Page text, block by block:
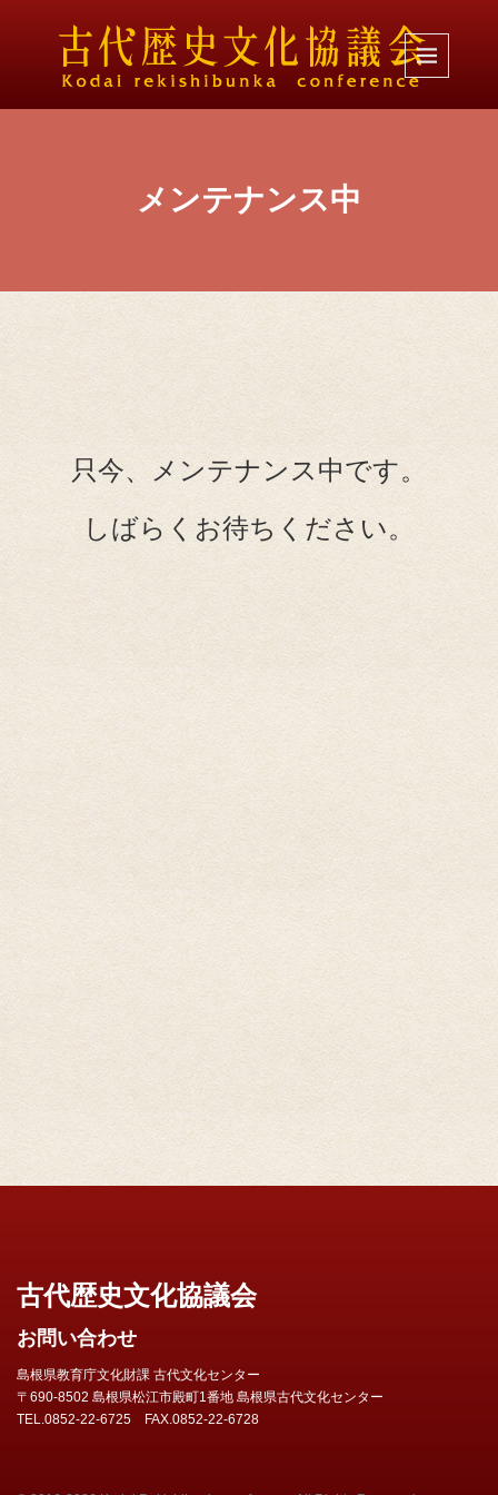
メンテナンス中
只今、メンテナンス中です。
しばらくお待ちください。
古代歴史文化協議会
お問い合わせ
島根県教育庁文化財課 古代文化センター
〒690-8502 島根県松江市殿町1番地 島根県古代文化センター
TEL.0852-22-6725 FAX.0852-22-6728